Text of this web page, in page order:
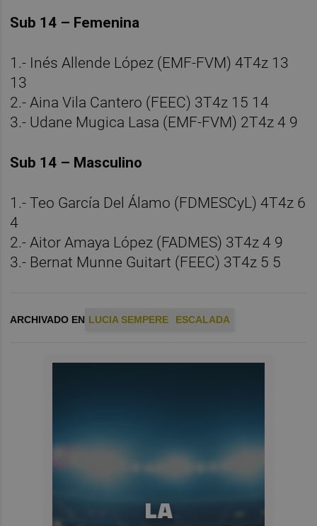
Sub 14 – Femenina
1.- Inés Allende López (EMF-FVM) 4T4z 13
13
2.- Aina Vila Cantero (FEEC) 3T4z 15 14
3.- Udane Mugica Lasa (EMF-FVM) 2T4z 4 9
Sub 14 – Masculino
1.- Teo García Del Álamo (FDMESCyL) 4T4z 6
4
2.- Aitor Amaya López (FADMES) 3T4z 4 9
3.- Bernat Munne Guitart (FEEC) 3T4z 5 5
ARCHIVADO EN LUCIA SEMPERE ESCALADA